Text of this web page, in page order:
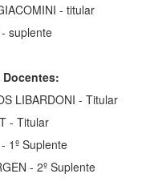
- titular
suplente
LIBARDONI - Titular
- Titular
1º Suplente
- 2º Suplente